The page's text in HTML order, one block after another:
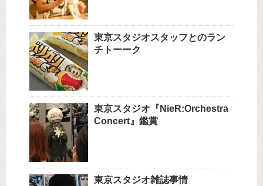
東京スタジオスタッフとのラン
チトーーク
東京スタジオ『NieR:Orchestra
Concert』鑑賞
東京スタジオ雑誌事情